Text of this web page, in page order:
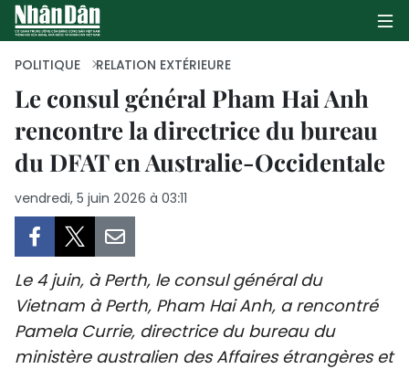
PAGE D'ACCUEIL
POLITIQUE
CULTURE
TOURISME
POLITIQUE RELATION EXTÉRIEURE
Le consul général Pham Hai Anh
rencontre la directrice du bureau
du DFAT en Australie-Occidentale
vendredi, 5 juin 2026 à 03:11
Le 4 juin, à Perth, le consul général du
Vietnam à Perth, Pham Hai Anh, a rencontré
Pamela Currie, directrice du bureau du
ministère australien des Affaires étrangères et